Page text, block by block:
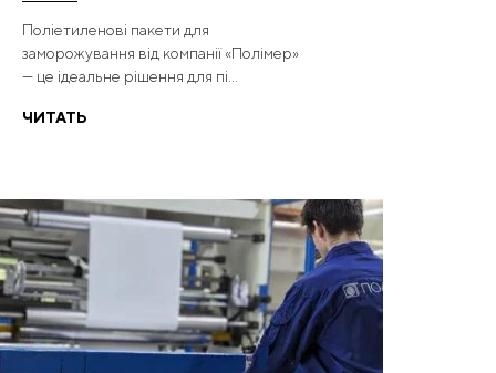
Поліетиленові пакети для
заморожування від компанії «Полімер»
— це ідеальне рішення для пі...
ЧИТАТЬ